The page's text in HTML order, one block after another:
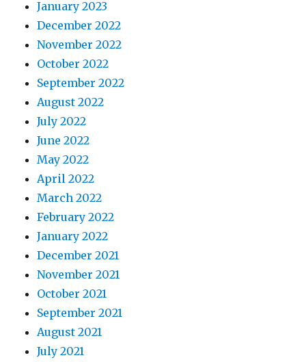
January 2023
December 2022
November 2022
October 2022
September 2022
August 2022
July 2022
June 2022
May 2022
April 2022
March 2022
February 2022
January 2022
December 2021
November 2021
October 2021
September 2021
August 2021
July 2021